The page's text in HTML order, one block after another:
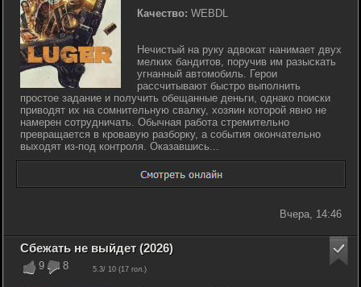
Качество: WEBDL
Нечистый на руку адвокат нанимает двух
мелких бандитов, поручив им разыскать
угнанный автомобиль. Герои
рассчитывают быстро выполнить
простое задание и получить обещанные деньги, однако поиски
приводят их на сомнительную свалку, хозяин которой явно не
намерен сотрудничать. Обычная работа стремительно
превращается в кровавую разборку, а события окончательно
выходят из-под контроля. Оказавшись...
Вчера, 14:46
9 8 5.3/ 10 (17 гол.)
Сбежать не выйдет (2026)